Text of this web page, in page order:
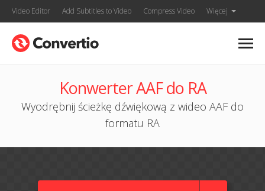
Video Editor Add Subtitles to Video Compress Video Więcej
Konwerter AAF do RA
Wyodrębnij ścieżkę dźwiękową z wideo AAF do
formatu RA